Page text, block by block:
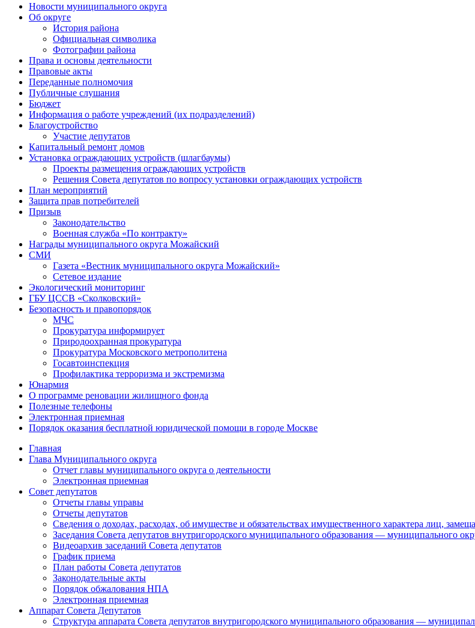
Новости муниципального округа
Об округе
История района
Официальная символика
Фотографии района
Права и основы деятельности
Правовые акты
Переданные полномочия
Публичные слушания
Бюджет
Информация о работе учреждений (их подразделений)
Благоустройство
Участие депутатов
Капитальный ремонт домов
Установка ограждающих устройств (шлагбаумы)
Проекты размещения ограждающих устройств
Решения Совета депутатов по вопросу установки ограждающих устройств
План мероприятий
Защита прав потребителей
Призыв
Законодательство
Военная служба «По контракту»
Награды муниципального округа Можайский
СМИ
Газета «Вестник муниципального округа Можайский»
Сетевое издание
Экологический мониторинг
ГБУ ЦССВ «Сколковский»
Безопасность и правопорядок
МЧС
Прокуратура информирует
Природоохранная прокуратура
Прокуратура Московского метрополитена
Госавтоинспекция
Профилактика терроризма и экстремизма
Юнармия
О программе реновации жилищного фонда
Полезные телефоны
Электронная приемная
Порядок оказания бесплатной юридической помощи в городе Москве
Главная
Глава Муниципального округа
Отчет главы муниципального округа о деятельности
Электронная приемная
Совет депутатов
Отчеты главы управы
Отчеты депутатов
Сведения о доходах, расходах, об имуществе и обязательствах имущественного характера лиц,
Заседания Совета депутатов внутригородского муниципального образования — муниципального
Видеоархив заседаний Совета депутатов
График приема
План работы Совета депутатов
Законодательные акты
Порядок обжалования НПА
Электронная приемная
Аппарат Совета Депутатов
Структура аппарата Совета депутатов внутригородского муниципального образования —